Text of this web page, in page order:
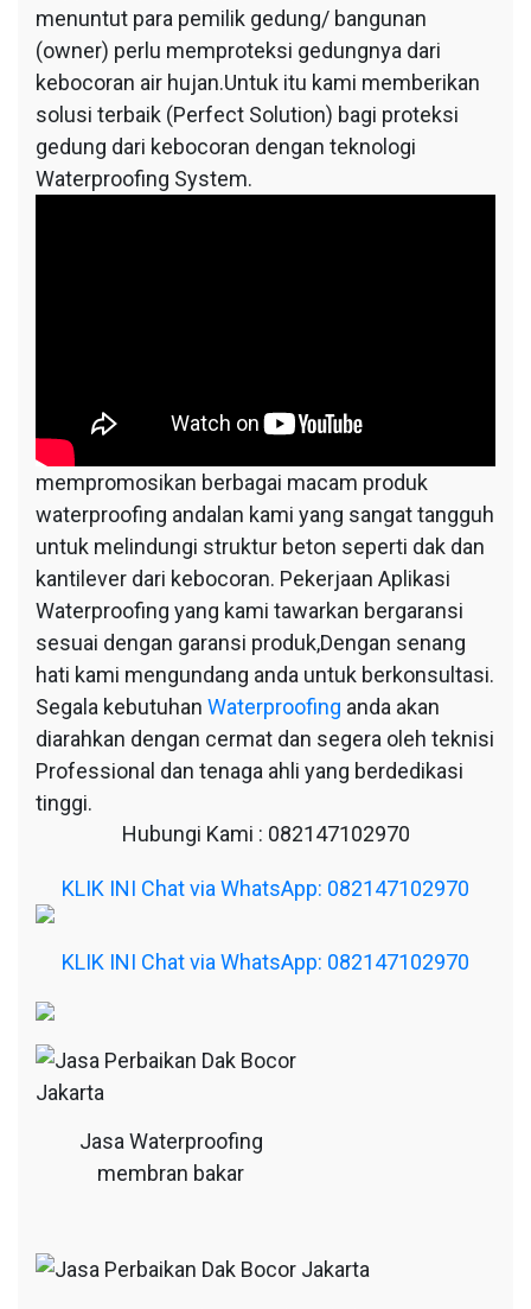
menuntut para pemilik gedung/ bangunan
(owner) perlu memproteksi gedungnya dari
kebocoran air hujan.Untuk itu kami memberikan
solusi terbaik (Perfect Solution) bagi proteksi
gedung dari kebocoran dengan teknologi
Waterproofing System.
mempromosikan berbagai macam produk
waterproofing andalan kami yang sangat tangguh
untuk melindungi struktur beton seperti dak dan
kantilever dari kebocoran. Pekerjaan Aplikasi
Waterproofing yang kami tawarkan bergaransi
sesuai dengan garansi produk,Dengan senang
hati kami mengundang anda untuk berkonsultasi.
Segala kebutuhan Waterproofing anda akan
diarahkan dengan cermat dan segera oleh teknisi
Professional dan tenaga ahli yang berdedikasi
tinggi.
Hubungi Kami : 082147102970
KLIK INI Chat via WhatsApp: 082147102970
KLIK INI Chat via WhatsApp: 082147102970
Jasa Waterproofing
membran bakar